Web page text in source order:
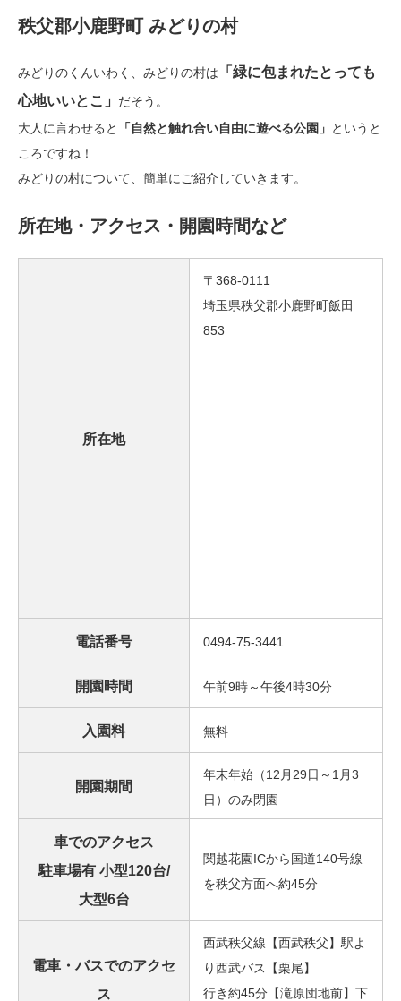
秩父郡小鹿野町 みどりの村
みどりのくんいわく、みどりの村は 「緑に包まれたとっても
心地いいとこ」 だそう。
大人に言わせると
「自然と触れ合い自由に遊べる公園」 というと
ころですね！
みどりの村について、簡単にご紹介していきます。
所在地・アクセス・開園時間など
所在地
〒368-0111
埼玉県秩父郡小鹿野町飯田
853
電話番号 0494-75-3441
開園時間 午前9時～午後4時30分
入園料 無料
開園期間
年末年始（12月29日～1月3
日）のみ閉園
車でのアクセス
駐車場有 小型120台/
大型6台
関越花園ICから国道140号線
を秩父方面へ約45分
電車・バスでのアクセ
ス
西武秩父線【西武秩父】駅よ
り西武バス【栗尾】
行き約45分【滝原団地前】下